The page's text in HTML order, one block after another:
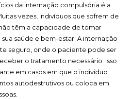
da internação compulsória é a
vezes, indivíduos que sofrem de
têm a capacidade de tomar
saúde e bem-estar. A internação
seguro, onde o paciente pode ser
o tratamento necessário. Isso
em casos em que o indivíduo
autodestrutivos ou coloca em